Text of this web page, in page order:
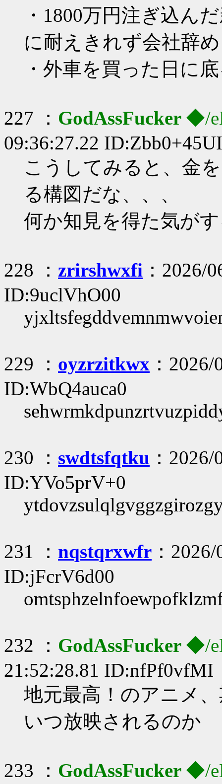
・1800万円注ぎ込ん
に耐えきれず会社辞
・外車を買った日に
227 ： GodAssFucker ◆/
09:36:27.22 ID:Zbb0+45UI
こうしてみると、金
る構図だな、、、
何か知見を得た気が
228 ： zrirshwxfi ：2026/
ID:9uclVhO00
229 ： oyzrzitkwx ：
ID:WbQ4auca0
230 ： swdtsfqtku ：
ID:YVo5prV+0
231 ： nqstqrxwfr ：
ID:jFcrV6d00
232 ： GodAssFucker ◆/
21:52:28.81 ID:nfPf0vfMI
地元最高！のアニメ
いつ放映されるのか
233 ： GodAssFucker ◆/